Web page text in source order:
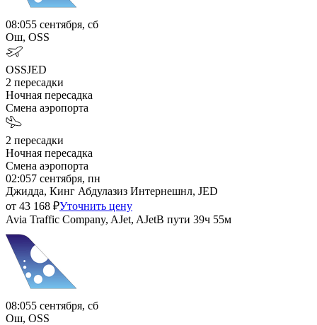
08:055 сентября, сб
Ош, OSS
OSSJED
2 пересадки
Ночная пересадка
Смена аэропорта
2 пересадки
Ночная пересадка
Смена аэропорта
02:057 сентября, пн
Джидда, Кинг Абдулазиз Интернешнл, JED
от 43 168 ₽Уточнить цену
Avia Traffic Company, AJet, AJetВ пути 39ч 55м
08:055 сентября, сб
Ош, OSS